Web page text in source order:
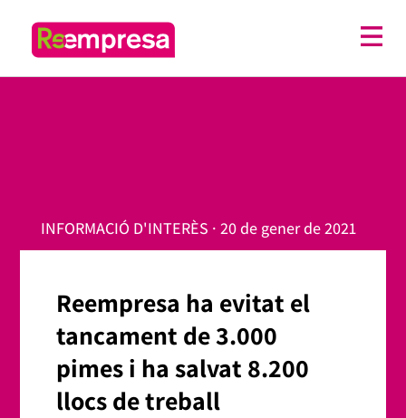
INFORMACIÓ D'INTERÈS · 20 de gener de 2021
Reempresa ha evitat el
tancament de 3.000
pimes i ha salvat 8.200
llocs de treball